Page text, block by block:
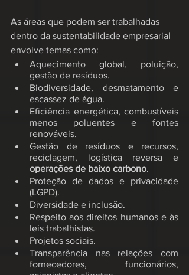
As áreas que podem ser trabalhadas
dentro da sustentabilidade empresarial
envolve temas como:
Aquecimento global, poluição,
gestão de resíduos.
Biodiversidade, desmatamento e
escassez de água.
Eficiência energética, combustíveis
menos poluentes e fontes
renováveis.
Gestão de resíduos e recursos,
operações de baixo carbono.
Proteção de dados e privacidade
(LGPD).
Diversidade e inclusão.
Respeito aos direitos humanos e às
leis trabalhistas.
Projetos sociais.
Transparência nas relações com
fornecedores, funcionários,